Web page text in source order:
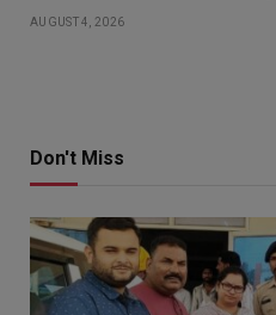
AUGUST 4, 2026
Don't Miss